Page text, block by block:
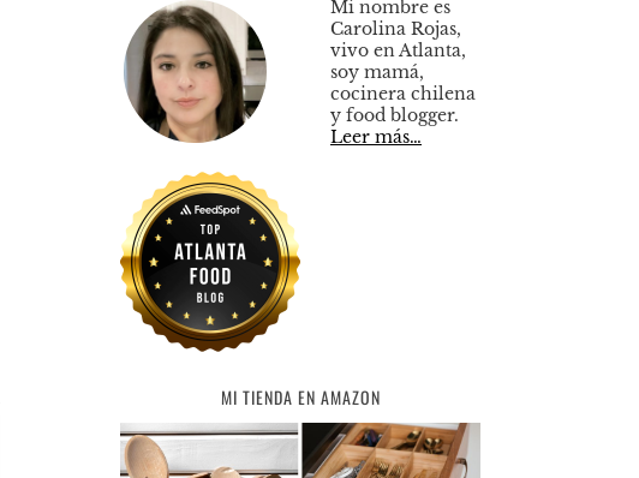
Mi nombre es
Carolina Rojas,
vivo en Atlanta,
soy mamá,
cocinera chilena
y food blogger.
Leer más…
MI TIENDA EN AMAZON